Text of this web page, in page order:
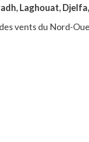
Laghouat,
vents du Nord-